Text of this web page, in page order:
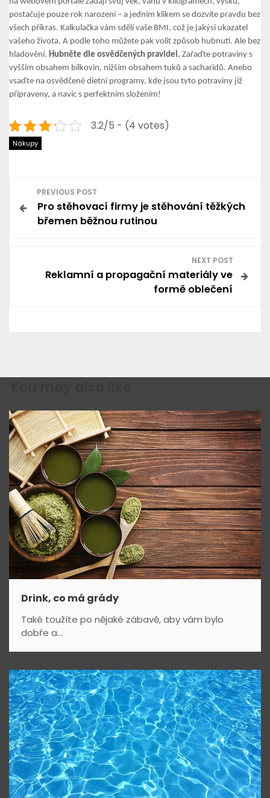
postačuje pouze rok narození – a jedním klikem se dozvíte pravdu bez
všech příkras. Kalkulačka vám sdělí vaše BMI, což je jakýsi ukazatel
vašeho života. A podle toho můžete pak volit způsob hubnutí. Ale bez
hladovění. Hubněte dle osvědčených pravidel. Zařaďte potraviny s
vyšším obsahem bílkovin, nižším obsahem tuků a sacharidů. Anebo
vsaďte na osvědčené dietní programy, kde jsou tyto potraviny již
připraveny, a navíc s perfektním složením!
3.2/5 - (4 votes)
Nákupy
a
e
p
r
o
p
ř
í
s
v
e
k
PREVIOUS POST
Pro stěhovací firmy je stěhování těžkých
břemen běžnou rutinou
NEXT POST
Reklamní a propagační materiály ve
formě oblečení
Drink, co má grády
Také toužíte po nějaké zábavě, aby vám bylo
dobře a...